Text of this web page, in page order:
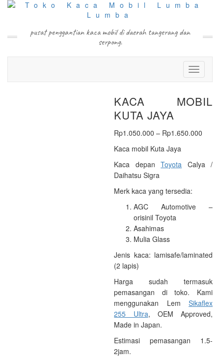
Skip
pusat penggantian kaca mobil di daerah tangerang dan
serpong.
Toggle
KACA MOBIL
KUTA JAYA
Rp1.050.000 – Rp1.650.000
Kaca mobil Kuta Jaya
Kaca depanToyota Calya /
Daihatsu Sigra
Merk kaca yang tersedia:
AGC Automotive –
orisinil Toyota
Asahimas
Mulia Glass
Jenis kaca: lamisafe/laminated
(2 lapis)
Harga sudah termasuk
pemasangan di toko. Kami
menggunakan Lem Sikaflex
255 Ultra, OEM Approved,
Made in Japan.
Estimasi pemasangan 1.5-
2jam.